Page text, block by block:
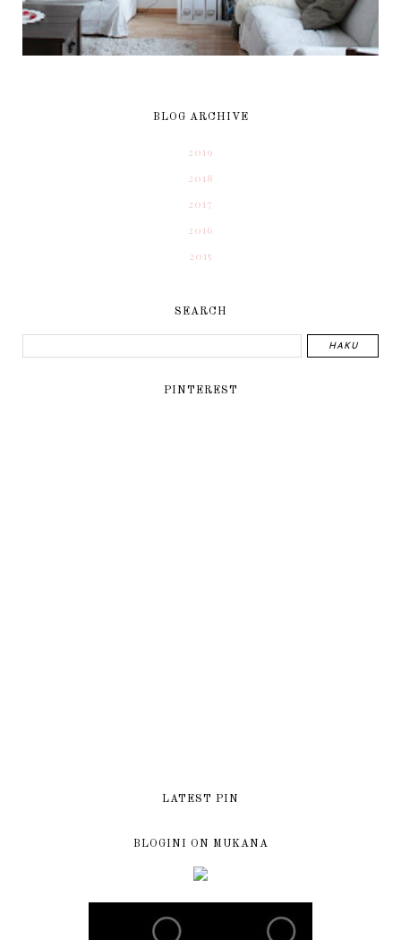
BLOG ARCHIVE
2019
2018
2017
2016
2015
SEARCH
PINTEREST
LATEST PIN
BLOGINI ON MUKANA